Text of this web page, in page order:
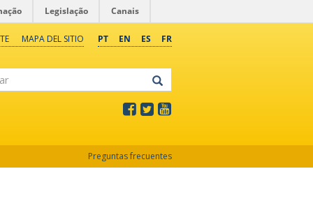
Legislação Canais
PT EN ES FR
MAPA DEL SITIO
Preguntas frecuentes